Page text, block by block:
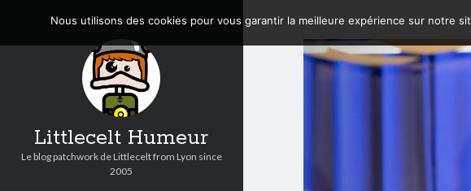
Littlecelt Humeur
Le blog patchwork de Littlecelt from Lyon since
2005
Nous utilisons des cookies pour vous garantir la meilleure expérience sur notre